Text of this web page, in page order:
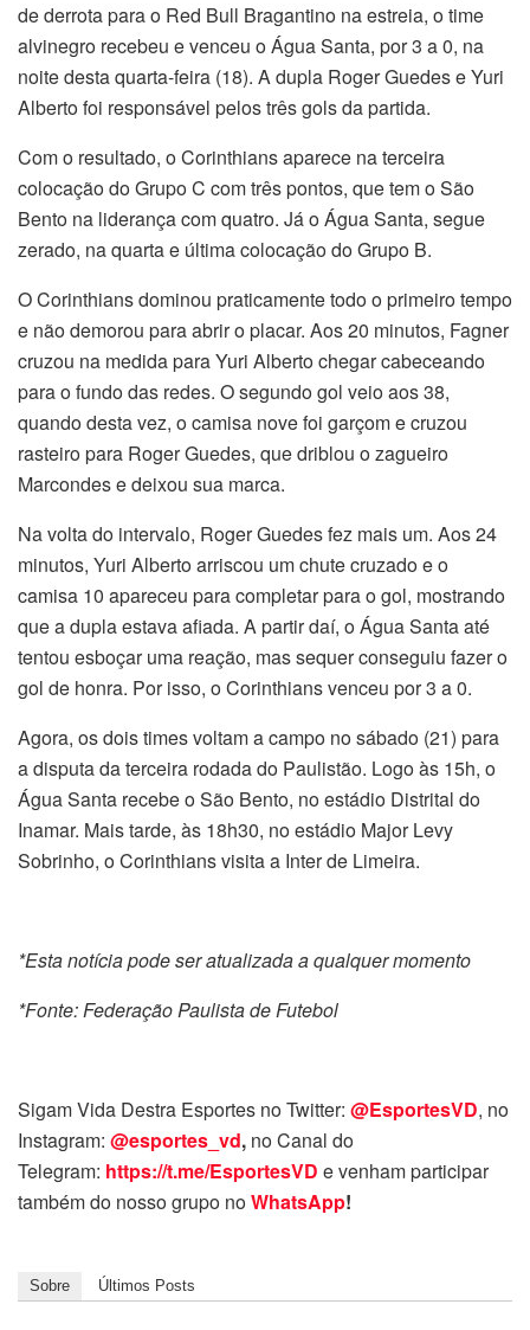
de derrota para o Red Bull Bragantino na estreia, o time
alvinegro recebeu e venceu o Água Santa, por 3 a 0, na
noite desta quarta-feira (18). A dupla Roger Guedes e Yuri
Alberto foi responsável pelos três gols da partida.
Com o resultado, o Corinthians aparece na terceira
colocação do Grupo C com três pontos, que tem o São
Bento na liderança com quatro. Já o Água Santa, segue
zerado, na quarta e última colocação do Grupo B.
O Corinthians dominou praticamente todo o primeiro tempo
e não demorou para abrir o placar. Aos 20 minutos, Fagner
cruzou na medida para Yuri Alberto chegar cabeceando
para o fundo das redes. O segundo gol veio aos 38,
quando desta vez, o camisa nove foi garçom e cruzou
rasteiro para Roger Guedes, que driblou o zagueiro
Marcondes e deixou sua marca.
Na volta do intervalo, Roger Guedes fez mais um. Aos 24
minutos, Yuri Alberto arriscou um chute cruzado e o
camisa 10 apareceu para completar para o gol, mostrando
que a dupla estava afiada. A partir daí, o Água Santa até
tentou esboçar uma reação, mas sequer conseguiu fazer o
gol de honra. Por isso, o Corinthians venceu por 3 a 0.
Agora, os dois times voltam a campo no sábado (21) para
a disputa da terceira rodada do Paulistão. Logo às 15h, o
Água Santa recebe o São Bento, no estádio Distrital do
Inamar. Mais tarde, às 18h30, no estádio Major Levy
Sobrinho, o Corinthians visita a Inter de Limeira.
*Esta notícia pode ser atualizada a qualquer momento
*Fonte: Federação Paulista de Futebol
Sigam Vida Destra Esportes no Twitter: @EsportesVD, no
Instagram: @esportes_vd, no Canal do
Telegram: https://t.me/EsportesVD e venham participar
também do nosso grupo noWhatsApp!
Sobre Últimos Posts